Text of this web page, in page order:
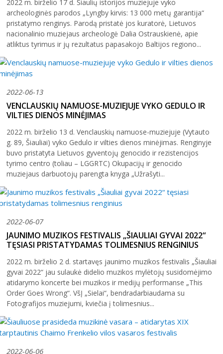
2022 m. birželio 17 d. Šiaulių istorijos muziejuje vyko
archeologinės parodos „Lyngby kirvis: 13 000 metų garantija“
pristatymo renginys. Parodą pristatė jos kuratorė, Lietuvos
nacionalinio muziejaus archeologė Dalia Ostrauskienė, apie
atliktus tyrimus ir jų rezultatus papasakojo Baltijos regiono...
2022-06-13
VENCLAUSKIŲ NAMUOSE-MUZIEJUJE VYKO GEDULO IR
VILTIES DIENOS MINĖJIMAS
2022 m. birželio 13 d. Venclauskių namuose-muziejuje (Vytauto
g. 89, Šiauliai) vyko Gedulo ir vilties dienos minėjimas. Renginyje
buvo pristatyta Lietuvos gyventojų genocido ir rezistencijos
tyrimo centro (toliau – LGGRTC) Okupacijų ir genocido
muziejaus darbuotojų parengta knyga „Užrašyti...
2022-06-07
JAUNIMO MUZIKOS FESTIVALIS „ŠIAULIAI GYVAI 2022“
TĘSIASI PRISTATYDAMAS TOLIMESNIUS RENGINIUS
2022 m. birželio 2 d. startavęs jaunimo muzikos festivalis „Šiauliai
gyvai 2022“ jau sulaukė didelio muzikos mylėtojų susidomėjimo
atidarymo koncerte bei muzikos ir medijų performanse „This
Order Goes Wrong“. VšĮ „Sielai“, bendradarbiaudama su
Fotografijos muziejumi, kviečia į tolimesnius...
2022-06-06